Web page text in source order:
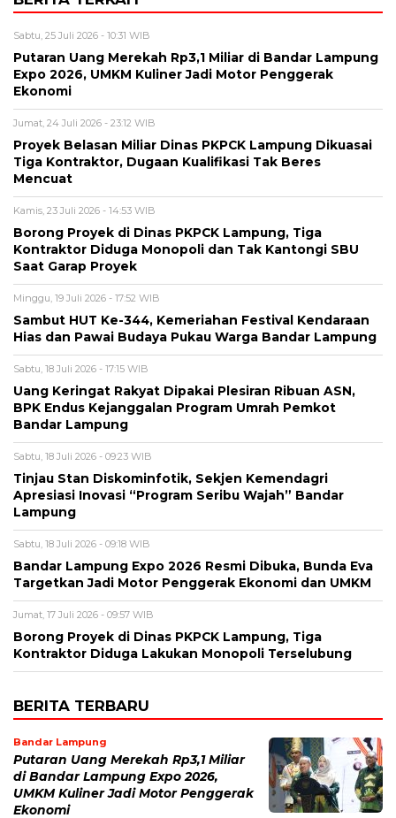
Sabtu, 25 Juli 2026 - 10:31 WIB
Putaran Uang Merekah Rp3,1 Miliar di Bandar Lampung
Expo 2026, UMKM Kuliner Jadi Motor Penggerak
Ekonomi
Jumat, 24 Juli 2026 - 23:12 WIB
Proyek Belasan Miliar Dinas PKPCK Lampung Dikuasai
Tiga Kontraktor, Dugaan Kualifikasi Tak Beres
Mencuat
Kamis, 23 Juli 2026 - 14:53 WIB
Borong Proyek di Dinas PKPCK Lampung, Tiga
Kontraktor Diduga Monopoli dan Tak Kantongi SBU
Saat Garap Proyek
Minggu, 19 Juli 2026 - 17:52 WIB
Sambut HUT Ke-344, Kemeriahan Festival Kendaraan
Hias dan Pawai Budaya Pukau Warga Bandar Lampung
Sabtu, 18 Juli 2026 - 17:15 WIB
Uang Keringat Rakyat Dipakai Plesiran Ribuan ASN,
BPK Endus Kejanggalan Program Umrah Pemkot
Bandar Lampung
Sabtu, 18 Juli 2026 - 09:23 WIB
Tinjau Stan Diskominfotik, Sekjen Kemendagri
Apresiasi Inovasi “Program Seribu Wajah” Bandar
Lampung
Sabtu, 18 Juli 2026 - 09:18 WIB
Bandar Lampung Expo 2026 Resmi Dibuka, Bunda Eva
Targetkan Jadi Motor Penggerak Ekonomi dan UMKM
Jumat, 17 Juli 2026 - 09:57 WIB
Borong Proyek di Dinas PKPCK Lampung, Tiga
Kontraktor Diduga Lakukan Monopoli Terselubung
BERITA TERBARU
Bandar Lampung
Putaran Uang Merekah Rp3,1 Miliar
di Bandar Lampung Expo 2026,
UMKM Kuliner Jadi Motor Penggerak
Ekonomi